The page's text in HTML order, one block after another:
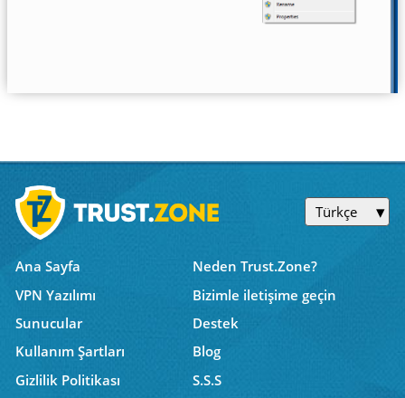
Türkçe
Ana Sayfa
Neden Trust.Zone?
VPN Yazılımı
Bizimle iletişime geçin
Sunucular
Destek
Kullanım Şartları
Blog
Gizlilik Politikası
S.S.S